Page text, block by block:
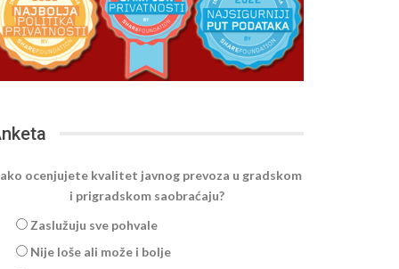
ocenjujete kvalitet javnog prevoza u gradskom
i prigradskom saobraćaju?
Zaslužuju sve pohvale
Nije loše ali može i bolje